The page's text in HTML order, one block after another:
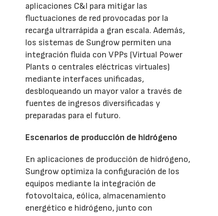
aplicaciones C&I para mitigar las
fluctuaciones de red provocadas por la
recarga ultrarrápida a gran escala. Además,
los sistemas de Sungrow permiten una
integración fluida con VPPs (Virtual Power
Plants o centrales eléctricas virtuales)
mediante interfaces unificadas,
desbloqueando un mayor valor a través de
fuentes de ingresos diversificadas y
preparadas para el futuro.
Escenarios de producción de hidrógeno
En aplicaciones de producción de hidrógeno,
Sungrow optimiza la configuración de los
equipos mediante la integración de
fotovoltaica, eólica, almacenamiento
energético e hidrógeno, junto con